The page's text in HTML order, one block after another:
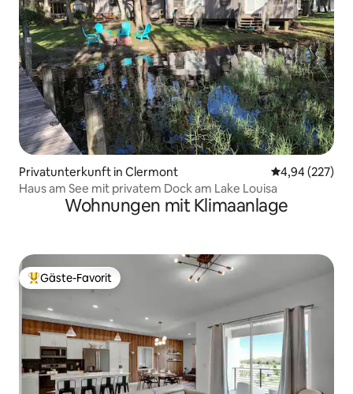
Privatunterkunft in Clermont
4,94 (227)
Haus am See mit privatem Dock am Lake Louisa
Wohnungen mit Klimaanlage
Beliebter Gäste-Favorit.
Gäste-Favorit